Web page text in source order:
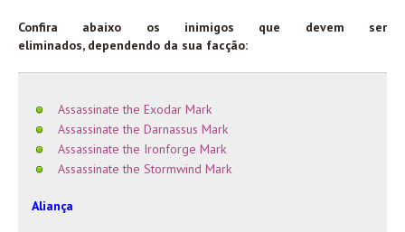
Confira abaixo os inimigos que devem ser
eliminados, dependendo da sua facção:
Assassinate the Exodar Mark
Assassinate the Darnassus Mark
Assassinate the Ironforge Mark
Assassinate the Stormwind Mark
Aliança